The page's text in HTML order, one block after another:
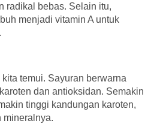
radikal bebas. Selain itu,
menjadi vitamin A untuk
temui. Sayuran berwarna
dan antioksidan. Semakin
tinggi kandungan karoten,
mineralnya.